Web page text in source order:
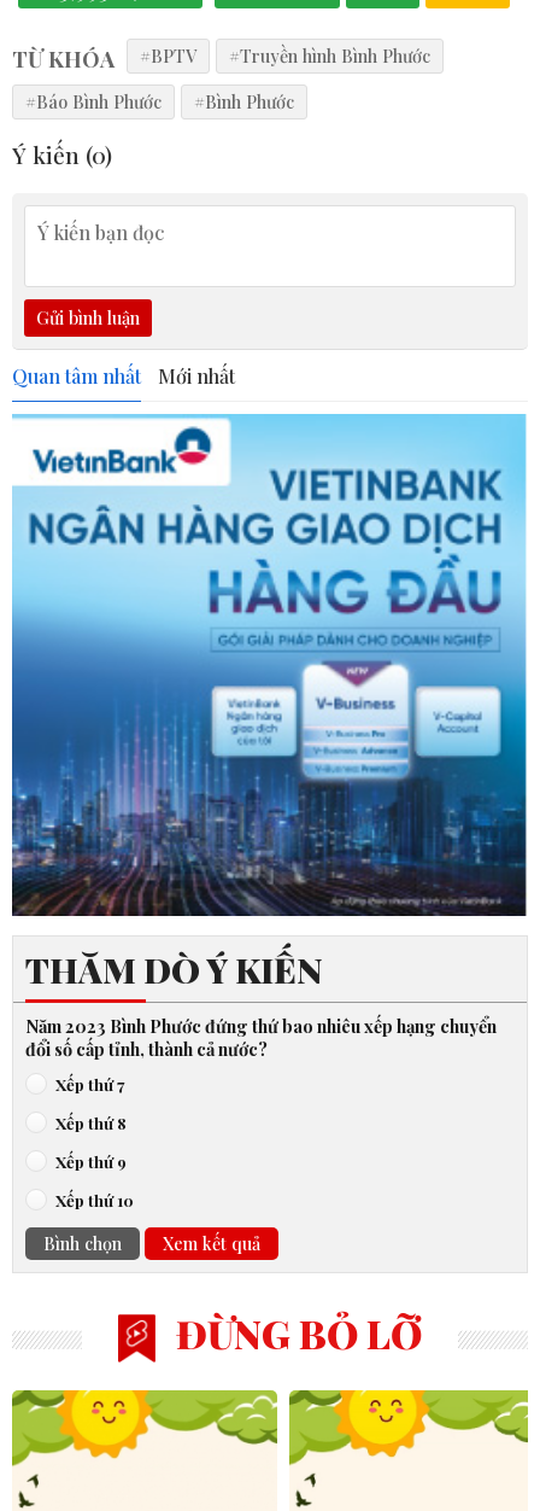
TỪ KHÓA #BPTV
#Truyền hình Bình Phước
#Báo Bình Phước
#Bình Phước
Ý kiến (0)
Gửi bình luận
Quan tâm nhất Mới nhất
THĂM DÒ Ý KIẾN
Năm 2023 Bình Phước đứng thứ bao nhiêu xếp hạng chuyển
đổi số cấp tỉnh, thành cả nước?
Xếp thứ 7
Xếp thứ 8
Xếp thứ 9
Xếp thứ 10
Bình chọn Xem kết quả
ĐỪNG BỎ LỠ